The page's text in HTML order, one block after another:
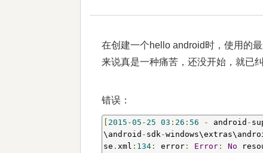
在创建一个hello android时，使用的
来说真是一种痛苦，还没开始，就已纠
错误：
2015 -05 - 25 03 : 26 : 56 - android -
\android - sdk-
se .xml : 134 : error : Error : No